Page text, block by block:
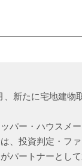
新たに宅地建物
パー・ハウスメ
、投資判定・フ
パートナーとし